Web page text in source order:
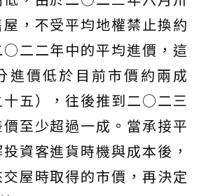
，不受平均地權禁止換約
○二二年中的平均進價，這
進價低於目前市價約兩成
十五），往後推到二○二三
至少超過一成。當承接平
資客進貨時機與成本後，
屋時取得的市價，再決定